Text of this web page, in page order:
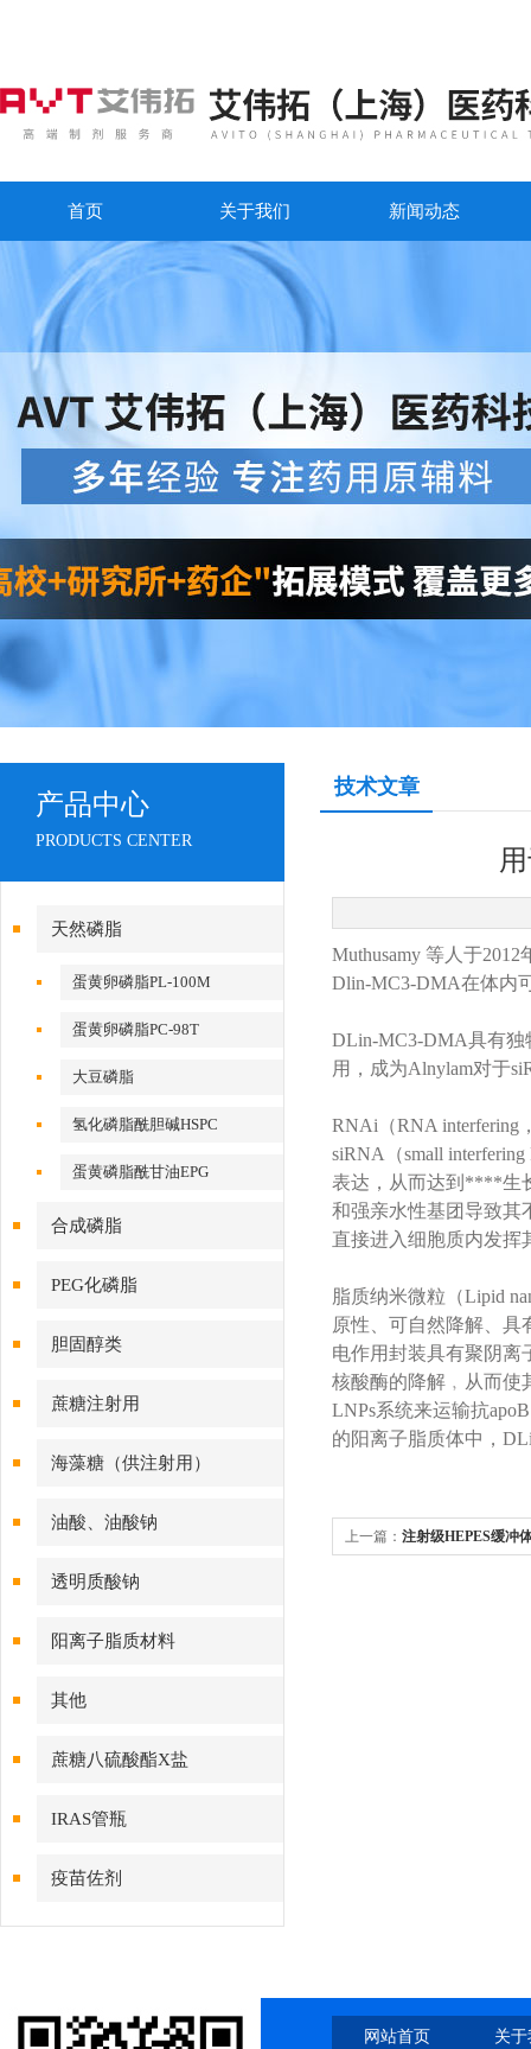
首页 关于我们 新闻动态
产品中心
PRODUCTS CENTER
天然磷脂
蛋黄卵磷脂PL-100M
蛋黄卵磷脂PC-98T
大豆磷脂
氢化磷脂酰胆碱HSPC
蛋黄磷脂酰甘油EPG
合成磷脂
PEG化磷脂
胆固醇类
蔗糖注射用
海藻糖（供注射用）
油酸、油酸钠
透明质酸钠
阳离子脂质材料
其他
蔗糖八硫酸酯X盐
IRAS管瓶
疫苗佐剂
技术文章
Muthusamy 等人于
Dlin-MC3-DMA在体内
DLin-MC3-DMA具有独
用，成为Alnylam对于
RNAi（RNA
siRNA（small
表达，从而达到****生
和强亲水性基团导致其
直接进入细胞质内发
脂质纳米微粒（Lipid
原性、可自然降解、
电作用封装具有聚阴离
核酸酶的降解﹐从而使
LNPs系统来运输抗
的阳离子脂质体中，
上一篇： 注射级HEPES缓冲
网站首页 关